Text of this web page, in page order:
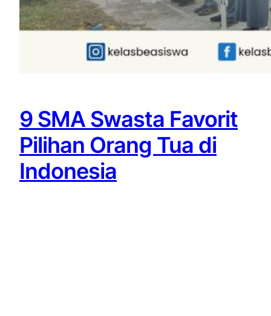
9 SMA Swasta Favorit
Pilihan Orang Tua di
Indonesia